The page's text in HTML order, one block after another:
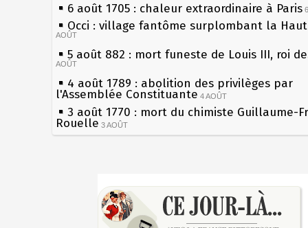
6 août 1705 : chaleur extraordinaire à Paris
Occi : village fantôme surplombant la
AOÛT
5 août 882 : mort funeste de Louis III, roi
AOÛT
4 août 1789 : abolition des privilèges par
l'Assemblée Constituante 4 AOÛT
3 août 1770 : mort du chimiste Guillaume-
Rouelle 3 AOÛT
Musée Jean de La Fontaine : réouverture
1er août 1589 : Henri III est poignardé à
par Jacques Clément, moine jacobin 1ER AOÛT
les siècles
27 mai 1610 : supplice de François
du roi Henri IV